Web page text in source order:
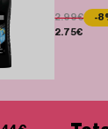
2.99€
-
2.75€